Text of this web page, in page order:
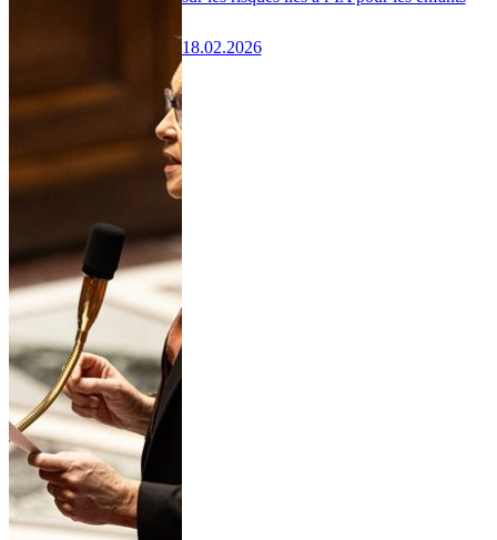
18.02.2026